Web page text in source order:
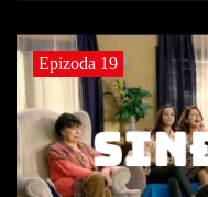
Epizoda 19